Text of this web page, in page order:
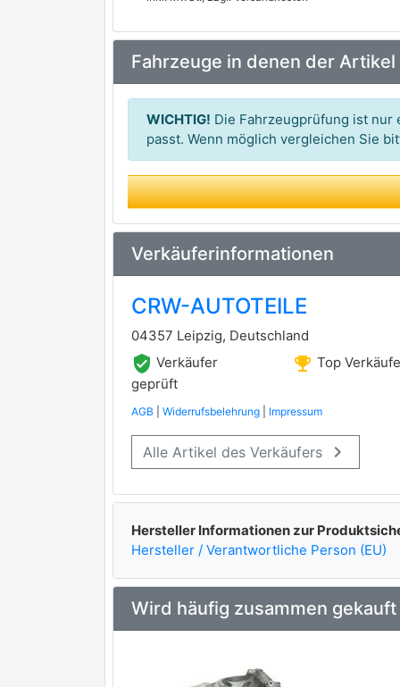
LUCAS premium Marke
BV PSH
ELSTOCK
Fahrzeuge in denen der
WICHTIG! Die Fahrzeugprüfung ist nur
passt. Wenn möglich vergleichen Sie
Verkäuferinformationen
CRW-AUTOTEILE
04357 Leipzig, Deutschland
verified_user Verkäufer
geprüft
emoji_events Top
AGB Widerrufsbelehrung Impressum
Alle Artikel des Verkäufers keyboard_arrow_right
Hersteller Informationen zur
Hersteller / Verantwortliche Person (EU)
Wird häufig zusammen gekauft